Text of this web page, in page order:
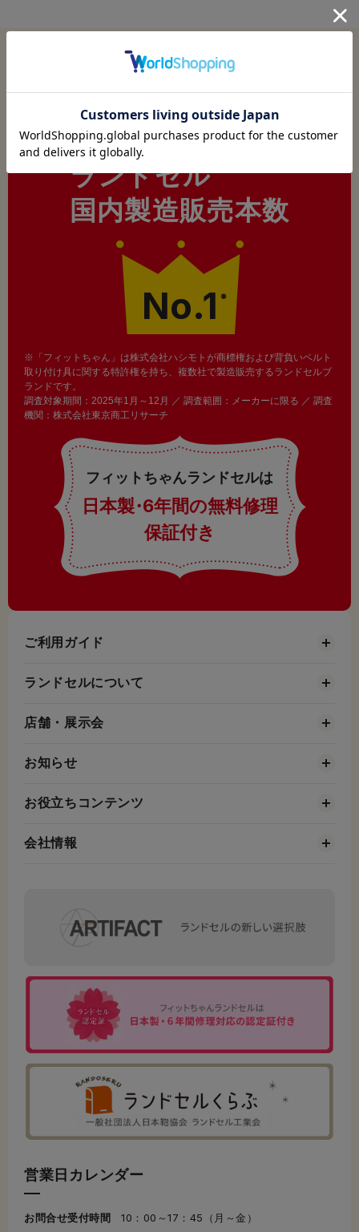
今年も
フィットちゃんはおかげさまで
ランドセル
国内製造販売本数
No.1 ※
※「フィットちゃん」は株式会社ハシモトが商標権および背負いベルト
取り付け具に関する特許権を持ち、複数社で製造販売するランドセルブ
ランドです。
調査対象期間：2025年1月～12月 ／ 調査範囲：メーカーに限る ／ 調査
機関：株式会社東京商工リサーチ
フィットちゃんランドセルは
日本製・6年間の無料修理
保証付き
ご利用ガイド
ランドセルについて
店舗・展示会
お知らせ
お役立ちコンテンツ
会社情報
営業日カレンダー
お問合せ受付時間 10：00～17：45（月～金）